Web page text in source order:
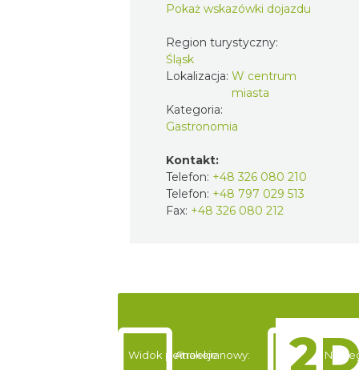
Pokaż wskazówki dojazdu
Region turystyczny:
Śląsk
Lokalizacja: W centrum
miasta
Kategoria:
Gastronomia
Kontakt:
Telefon: +48 326 080 210
Telefon: +48 797 029 513
Fax: +48 326 080 212
Widok pełnoekranowy:
Atrakcje